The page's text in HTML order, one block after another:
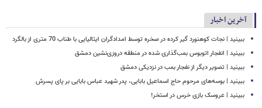
آخرین اخبار
ببینید | نجات کوهنورد گیر کرده در صخره توسط امدادگران ایتالیایی با طناب 70 متری از بالگرد
ببینید | انفجار اتوبوس بمب‌گذاری شده در منطقه دروزی‌نشین دمشق
ببینید | تصویر دیگر از نفجار بمب در نزدیکی دمشق
ببینید | بوسه‌های مرحوم حاج اسماعیل بابایی، پدر شهید عباس بابایی بر پای پسرش
ببینید | عروسک بازی خرس در استخر!